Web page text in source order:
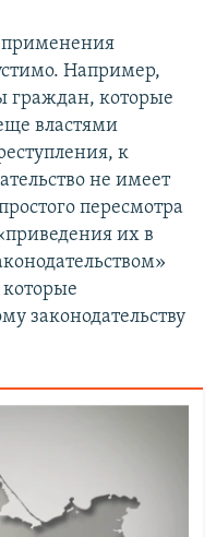
применения
Например,
граждан, которые
властями
к
не имеет
пересмотра
их в
законодательству